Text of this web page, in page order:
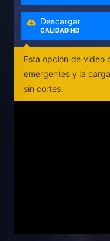
Descargar
CALIDAD HD
Esta opción de video
emergentes y la
sin cortes.